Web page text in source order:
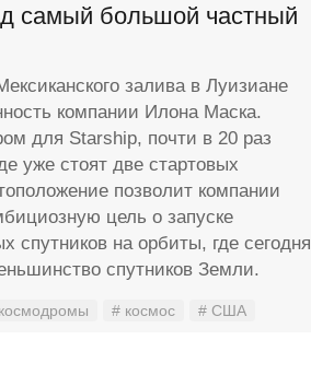
самый большой частный
залива в Луизиане
компании Илона Маска.
для Starship, почти в 20 раз
уже стоят две стартовых
позволит компании
цель о запуске
спутников на орбиты, где сегодня
спутников Земли.
# космос # США